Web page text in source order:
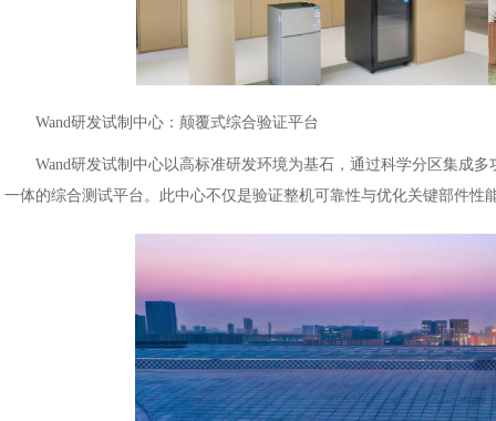
Wand研发试制中心：颠覆式综合验证平台
Wand研发试制中心以高标准研发环境为基石，通过科学分区集成
一体的综合测试平台。此中心不仅是验证整机可靠性与优化关键部件